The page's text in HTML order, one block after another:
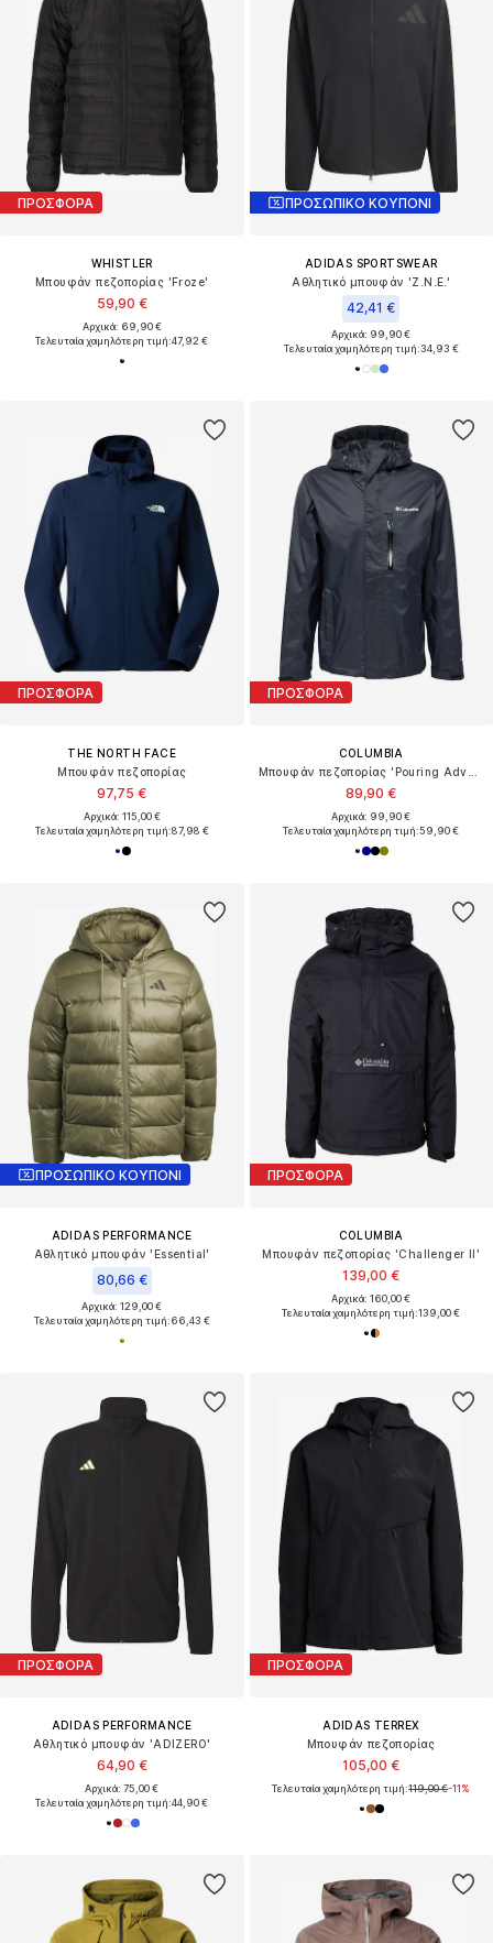
ΠΡΟΣΦΟΡΑ
WHISTLER
Μπουφάν πεζοπορίας 'Froze'
59,90 €
Αρχικά: 69,90 €
Τελευταία χαμηλότερη τιμή:47,92 €
ΠΡΟΣΩΠΙΚΟ ΚΟΥΠΟΝΙ
ADIDAS SPORTSWEAR
Αθλητικό μπουφάν 'Z.N.E.'
42,41 €
Αρχικά: 99,90 €
Τελευταία χαμηλότερη τιμή:34,93 €
ΠΡΟΣΦΟΡΑ
THE NORTH FACE
Μπουφάν πεζοπορίας
97,75 €
Αρχικά: 115,00 €
Τελευταία χαμηλότερη τιμή:87,98 €
ΠΡΟΣΦΟΡΑ
COLUMBIA
89,90 €
Αρχικά: 99,90 €
Τελευταία χαμηλότερη τιμή:59,90 €
ΠΡΟΣΩΠΙΚΟ ΚΟΥΠΟΝΙ
ADIDAS PERFORMANCE
Αθλητικό μπουφάν 'Essential'
80,66 €
Αρχικά: 129,00 €
Τελευταία χαμηλότερη τιμή:66,43 €
ΠΡΟΣΦΟΡΑ
COLUMBIA
Μπουφάν πεζοπορίας 'Challenger II'
139,00 €
Αρχικά: 160,00 €
Τελευταία χαμηλότερη τιμή:139,00 €
ΠΡΟΣΦΟΡΑ
ADIDAS PERFORMANCE
Αθλητικό μπουφάν 'ADIZERO'
64,90 €
Αρχικά: 75,00 €
Τελευταία χαμηλότερη τιμή:44,90 €
ΠΡΟΣΦΟΡΑ
ADIDAS TERREX
Μπουφάν πεζοπορίας
105,00 €
Τελευταία χαμηλότερη τιμή:119,00 €-11%